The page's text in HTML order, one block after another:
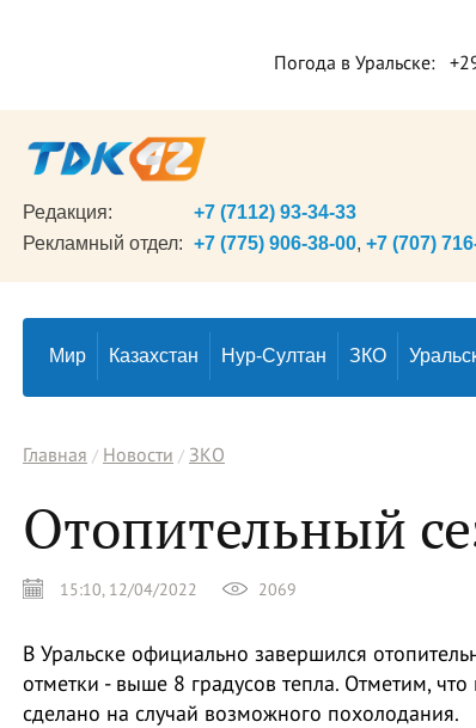
Погода в Уральске:
Редакция:
+7 (7112) 93-34-33
Рекламный отдел: +7 (775) 906-38-00, +7 (707)
Мир Казахстан Нур-Султан ЗКО
Главная Новости ЗКО
Отопительный
15:10, 12/04/2022 2069
В Уральске официально завершился
отметки - выше 8 градусов тепла. Отметим,
сделано на случай возможного похолодания.